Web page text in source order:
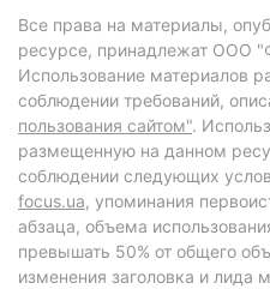
Все права на материалы,
ресурсе, принадлежат ООО
Использование материалов
соблюдении требований,
пользования сайтом".
размещенную на данном
соблюдении следующих
focus.ua, упоминания
абзаца, объема
превышать 50% от общего
изменения заголовка и лида